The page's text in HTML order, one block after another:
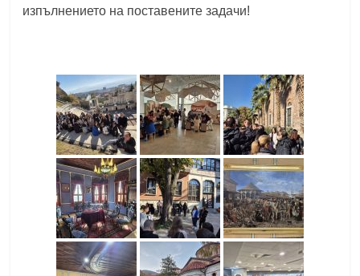
изпълнението на поставените задачи!